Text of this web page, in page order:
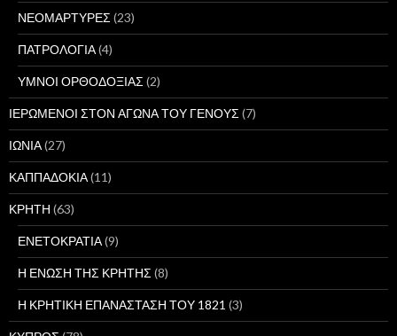
ΝΕΟΜΑΡΤΥΡΕΣ (23)
ΠΑΤΡΟΛΟΓΙΑ(4)
ΥΜΝΟΙ ΟΡΘΟΔΟΞΙΑΣ (2)
ΙΕΡΩΜΕΝΟΙ ΣΤΟΝ ΑΓΩΝΑ ΤΟΥ ΓΕΝΟΥΣ (7)
ΙΩΝΙΑ(27)
ΚΑΠΠΑΔΟΚΙΑ(11)
ΚΡΗΤΗ (63)
ΕΝΕΤΟΚΡΑΤΙΑ(9)
Η ΕΝΩΣΗ ΤΗΣ ΚΡΗΤΗΣ (8)
Η ΚΡΗΤΙΚΗ ΕΠΑΝΑΣΤΑΣΗ ΤΟΥ 1821 (3)